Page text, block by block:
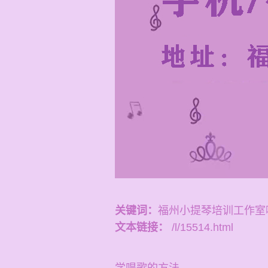
关键词： 福州小提琴培训工作
文本链接：
/l/15514.html